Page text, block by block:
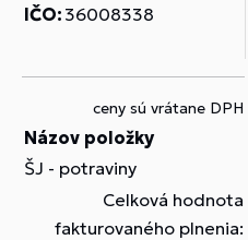
IČO: 36008338
ceny sú vrátane DPH
Názov položky
ŠJ - potraviny
Celková hodnota
fakturovaného plnenia: